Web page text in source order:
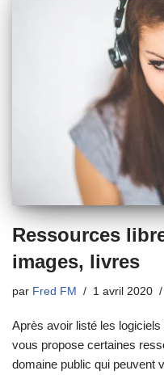
Ressources
images, livres
par Fred FM 1 avril 2020
Après avoir listé les logiciels
vous propose certaines
domaine public qui peuvent